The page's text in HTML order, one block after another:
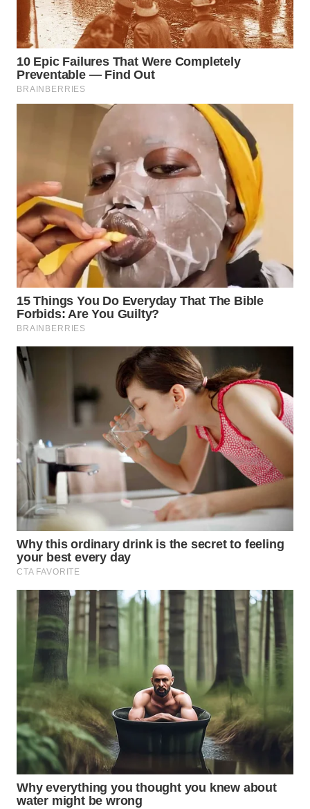
WN
SURABAYA
WN
NATUNA
WN
MANDALIKA
WN
LIKUPANG
WN
LABUANBAJO
Wahana
WAHANA
NEWS
WAHANA
TANI
WAHANA
ADVOKAT
WAHANA
INFRASTRUKTUR
WAHANA
KONSUMEN
WAHANA
LISTRIK
WAHANA
TRAVEL
WAHANA